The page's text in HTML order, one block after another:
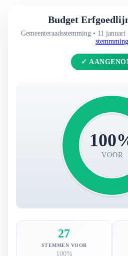
Budget
Gemeenteraadsstemming • 11 januari
stemmming
✓
VOOR
27
STEMMEN VOOR
100%